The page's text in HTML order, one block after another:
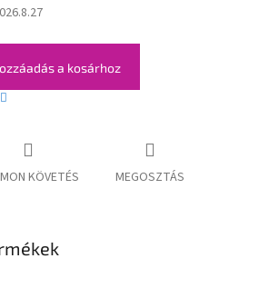
a kosárhoz
KÖVETÉS MEGOSZTÁS